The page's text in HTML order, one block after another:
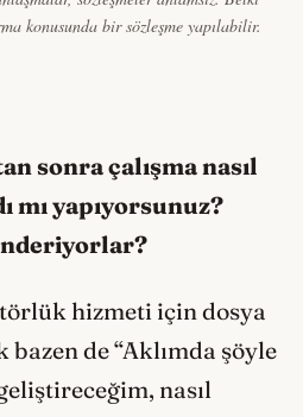
konusunda bir sözleşme yapılabilir.
sonra çalışma nasıl
mı yapıyorsunuz?
hizmeti için dosya
de “Aklımda şöyle
nasıl